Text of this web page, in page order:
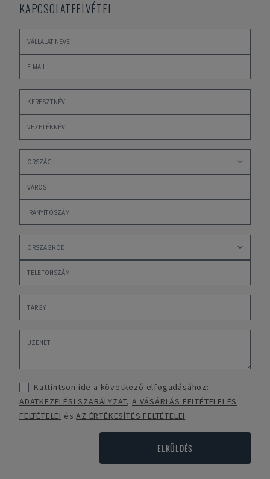
KAPCSOLATFELVÉTEL
Kattintson ide a következő elfogadásához:
ADATKEZELÉSI SZABÁLYZAT,A VÁSÁRLÁS FELTÉTELEI ÉS
FELTÉTELEI ésAZ ÉRTÉKESÍTÉS FELTÉTELEI
ELKÜLDÉS